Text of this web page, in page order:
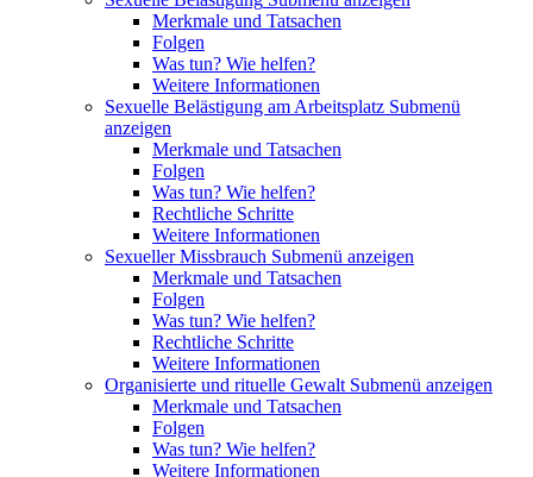
Merkmale und Tatsachen
Folgen
Was tun? Wie helfen?
Weitere Informationen
Sexuelle Belästigung am Arbeitsplatz Submenü
anzeigen
Merkmale und Tatsachen
Folgen
Was tun? Wie helfen?
Rechtliche Schritte
Weitere Informationen
Sexueller Missbrauch Submenü anzeigen
Merkmale und Tatsachen
Folgen
Was tun? Wie helfen?
Rechtliche Schritte
Weitere Informationen
Organisierte und rituelle Gewalt Submenü anzeigen
Merkmale und Tatsachen
Folgen
Was tun? Wie helfen?
Weitere Informationen